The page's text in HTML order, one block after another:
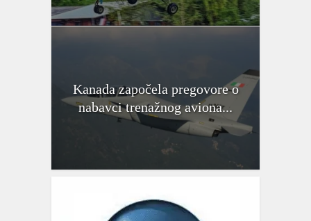
Kanada započela pregovore o
nabavci trenažnog aviona...